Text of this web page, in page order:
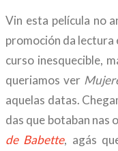
Vin esta película no
promoción da lectura
curso inesquecible,
queriamos ver
aquelas datas.
das que botaban nas
de Babette, agás